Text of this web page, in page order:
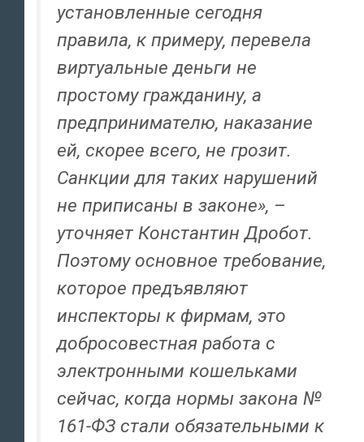
установленные сегодня
правила, к примеру, перевела
виртуальные деньги не
простому гражданину, а
предпринимателю, наказание
ей, скорее всего, не грозит.
Санкции для таких нарушений
не приписаны в законе», –
уточняет Константин Дробот.
Поэтому основное требование,
которое предъявляют
инспекторы к фирмам, это
добросовестная работа с
электронными кошельками
сейчас, когда нормы закона №
161-ФЗ стали обязательными к